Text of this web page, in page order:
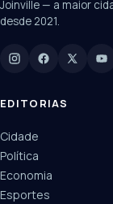
Joinville — a maior
desde 2021.
EDITORIAS
Cidade
Política
Economia
Esportes